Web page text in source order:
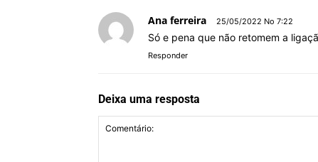
Ana ferreira 25/05/2022 No 7:22
Só e pena que não retomem a
Responder
Deixa uma resposta